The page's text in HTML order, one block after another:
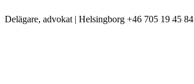
Delägare, advokat | Helsingborg +46 705 19 45 84